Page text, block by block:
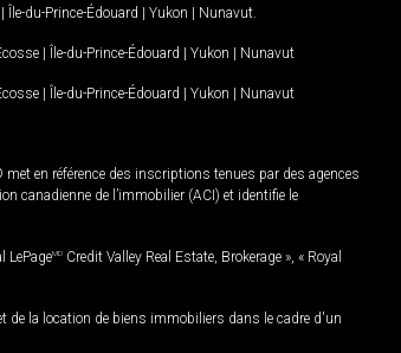
| Île-du-Prince-Édouard | Yukon | Nunavut
| Île-du-Prince-Édouard | Yukon | Nunavut
| Île-du-Prince-Édouard | Yukon | Nunavut
en référence des inscriptions tenues par des agences
canadienne de l’immobilier (ACI) et identifie le
LePageMD Credit Valley Real Estate, Brokerage », « Royal
de la location de biens immobiliers dans le cadre d'un